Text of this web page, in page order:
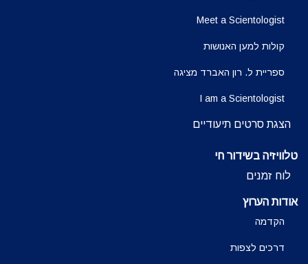
Meet a Scientologist
קולות למען האנושות
ספריית ל. רון האברד מציגה
I am a Scientologist
הצגת סרטים תיעודיים
טלוויזיה בשידור חי
לוח זמנים
אודות הערוץ
הקדמה
דרכים לצפות